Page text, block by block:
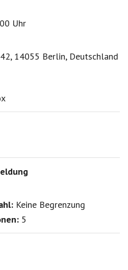
Uhr
14055 Berlin, Deutschland
Keine Begrenzung
5